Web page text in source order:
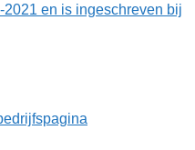
en is ingeschreven bij